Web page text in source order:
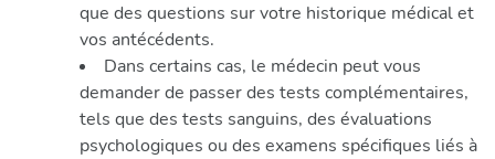
que des questions sur votre historique médical et
vos antécédents.
Dans certains cas, le médecin peut vous
demander de passer des tests complémentaires,
tels que des tests sanguins, des évaluations
psychologiques ou des examens spécifiques liés à